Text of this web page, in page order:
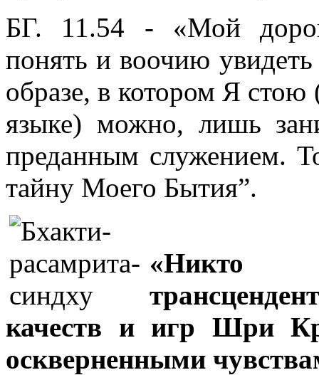
БГ. 11.54 - «Мой
понять и воочию
образе, в котором Я
языке) можно, лишь
преданным служением.
тайну Моего Бытия”.
«Никто
качеств и игр Шри
оскверненными